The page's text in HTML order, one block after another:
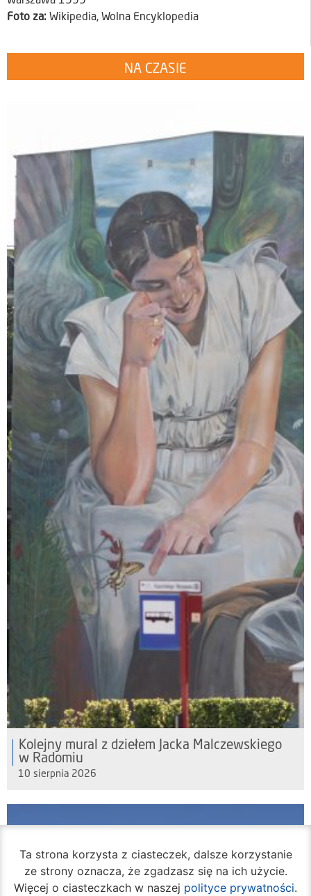
Foto za: Wikipedia, Wolna Encyklopedia
NA CZASIE
Kolejny mural z dziełem Jacka Malczewskiego
w Radomiu
10 sierpnia 2026
Ta strona korzysta z ciasteczek, dalsze korzystanie
ze strony oznacza, że zgadzasz się na ich użycie.
Więcej o ciasteczkach w naszej polityce prywatności.